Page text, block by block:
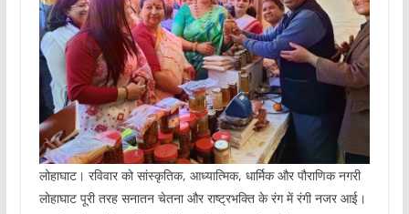
लोहाघाट। रविवार को सांस्कृतिक, आध्यात्मिक, धार्मिक और पौराणिक नगरी
लोहाघाट पूरी तरह सनातन चेतना और राष्ट्रभक्ति के रंग में रंगी नजर आई।